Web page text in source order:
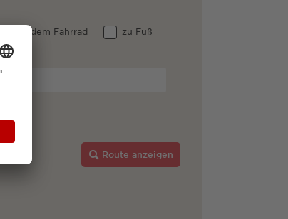
dem Fahrrad zu Fuß
Route anzeigen